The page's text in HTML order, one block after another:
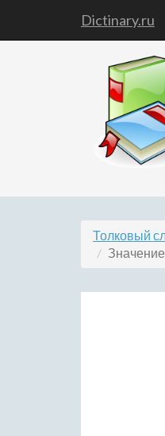
Dictinary.ru
Толковый